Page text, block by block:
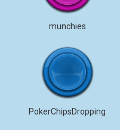
munchies
PokerChipsDropping